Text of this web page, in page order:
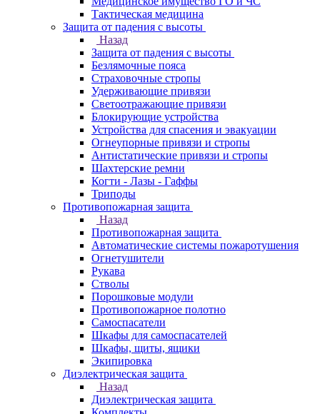
Тактическая медицина
Защита от падения с высоты
Назад
Защита от падения с высоты
Безлямочные пояса
Страховочные стропы
Удерживающие привязи
Светоотражающие привязи
Блокирующие устройства
Устройства для спасения и эвакуации
Огнеупорные привязи и стропы
Антистатические привязи и стропы
Шахтерские ремни
Когти - Лазы - Гаффы
Триподы
Противопожарная защита
Назад
Противопожарная защита
Автоматические системы пожаротушения
Огнетушители
Рукава
Стволы
Порошковые модули
Противопожарное полотно
Самоспасатели
Шкафы для самоспасателей
Шкафы, щиты, ящики
Экипировка
Диэлектрическая защита
Назад
Диэлектрическая защита